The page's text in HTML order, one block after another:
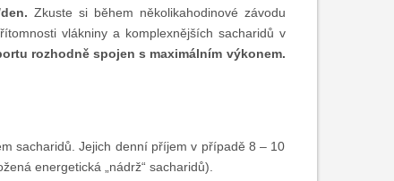
Zkuste si během několikahodinové závodu
vlákniny a komplexnějších sacharidů v
rozhodně spojen s maximálním výkonem.
sacharidů. Jejich denní příjem v případě 8 – 10
energetická „nádrž“ sacharidů).